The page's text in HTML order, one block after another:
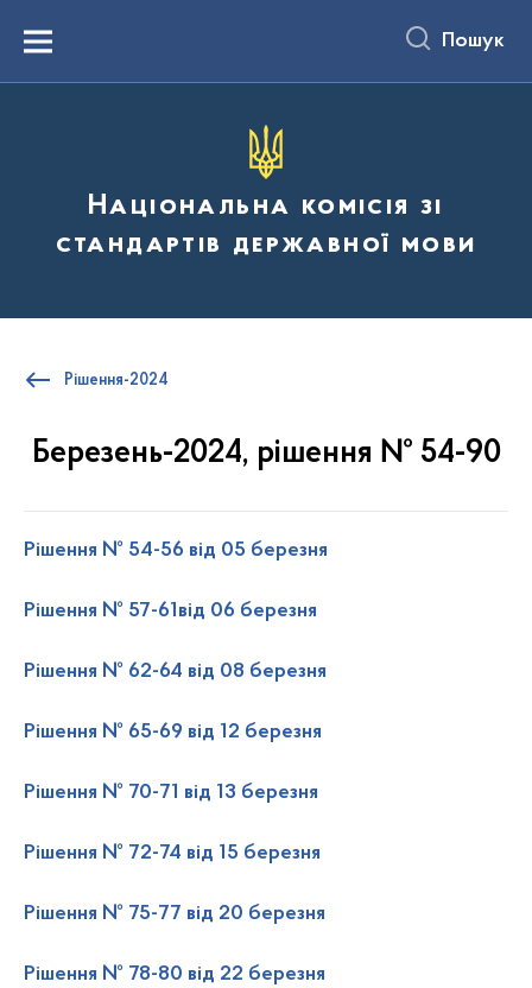
вмістуMenu Пошук
Національна комісія зі
стандартів державної мови
Рішення-2024
Березень-2024, рішення № 54-90
Рішення № 54-56 від 05 березня
Рішення № 57-61від 06 березня
Рішення № 62-64 від 08 березня
Рішення № 65-69 від 12 березня
Рішення № 70-71 від 13 березня
Рішення № 72-74 від 15 березня
Рішення № 75-77 від 20 березня
Рішення № 78-80 від 22 березня